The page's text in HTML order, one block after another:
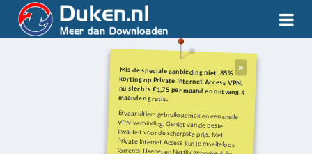
Mis de speciale aanbieding niet. 85%
korting op Private Internet Access VPN,
nu slechts €1,75 per maand en ontvang 4
maanden gratis.
Ervaar ultiem gebruiksgemak en een snelle
VPN-verbinding. Geniet van de beste
kwaliteit voor de scherpste prijs. Met
Private Internet Access kun je moeiteloos
torrents, Usenet en Netflix gebruiken! En
geld-terug-garantie van 30 dagen, dus je